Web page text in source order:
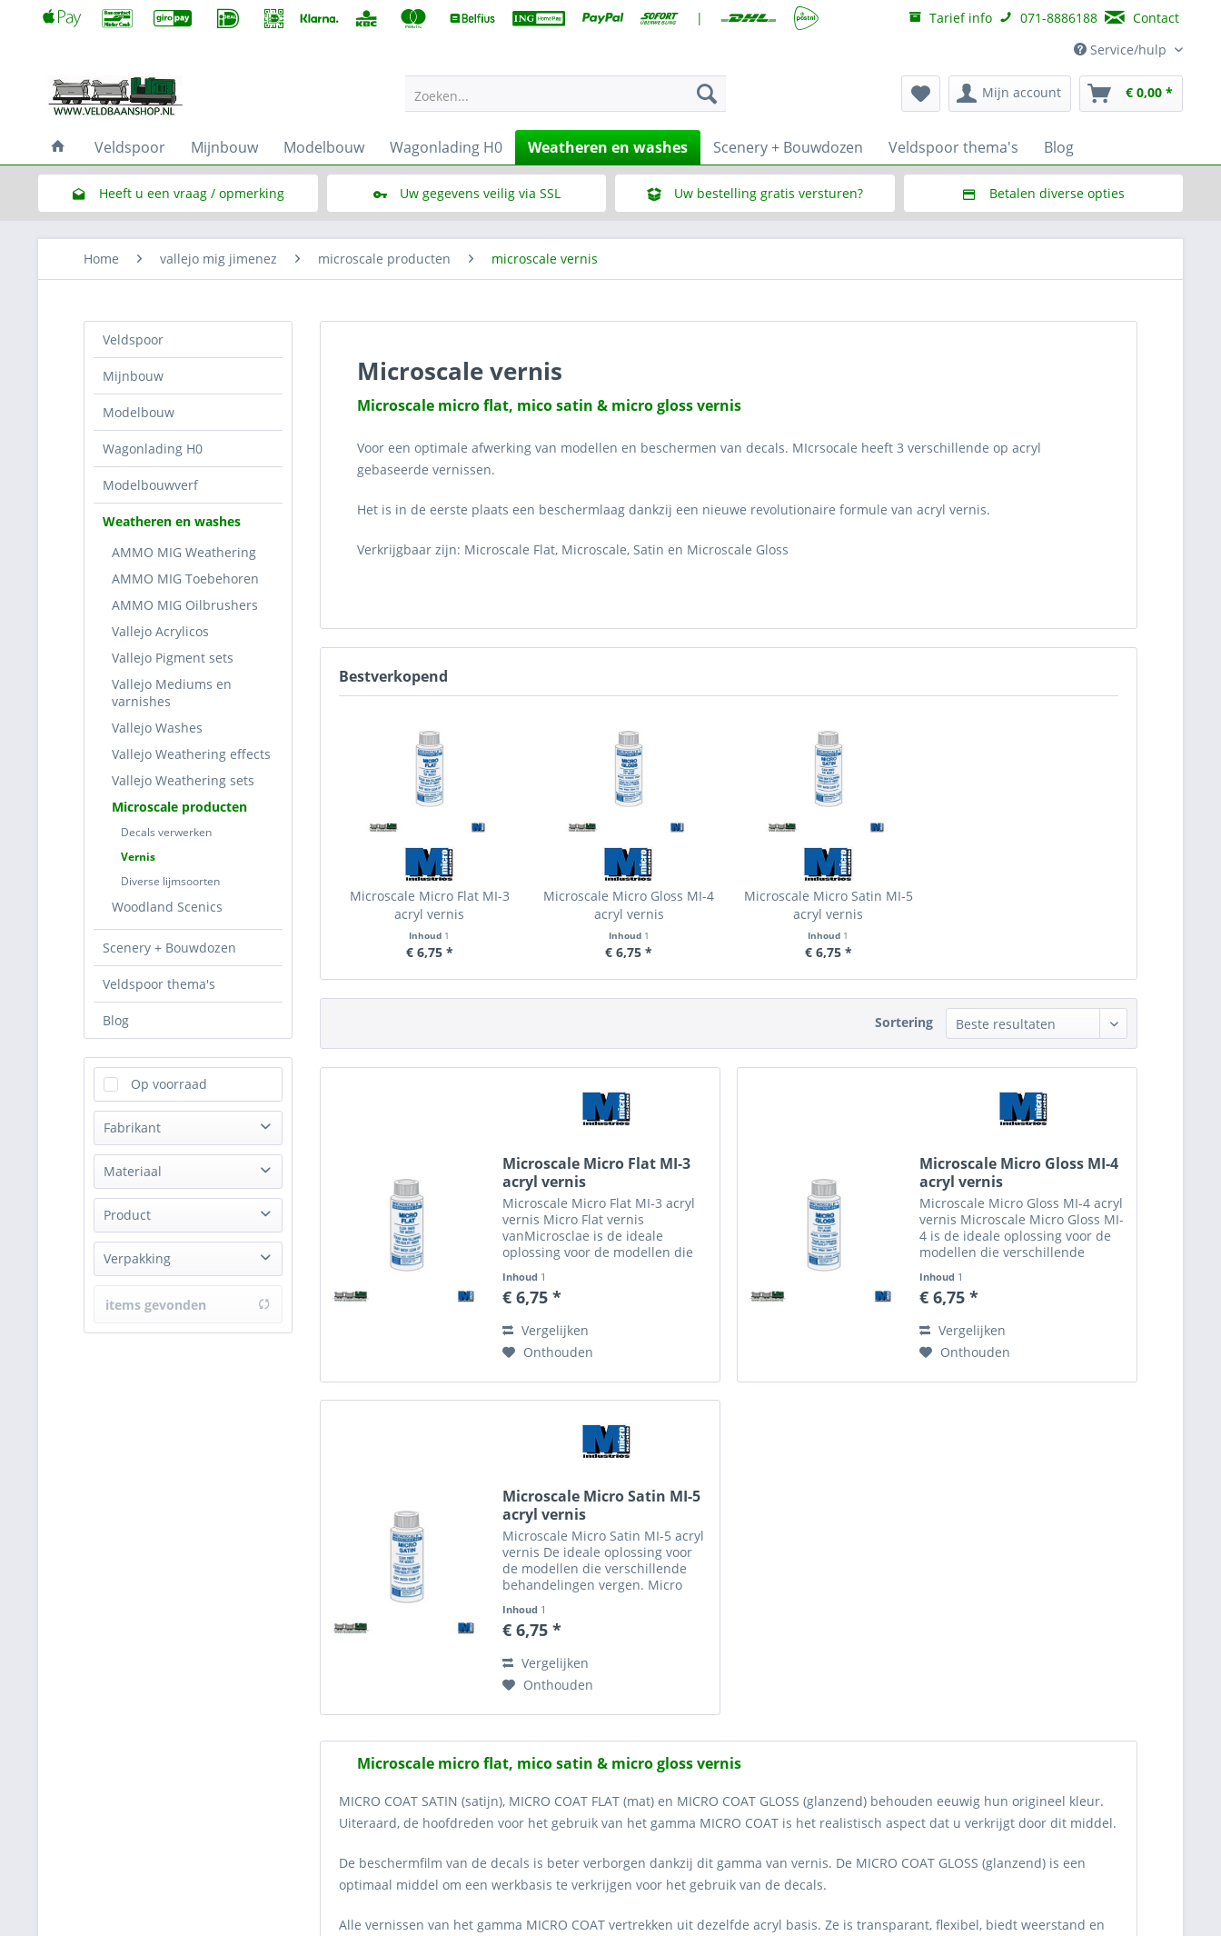
| Tarief info 071-8886188
Contact
Service/hulp
Zoeken... Mijn account € 0,00 *
Veldspoor Mijnbouw Modelbouw Wagonlading H0 Weatheren en washes Scenery + Bouwdozen Veldspoor thema's Blog
Heeft u een vraag / opmerking Uw gegevens veilig via SSL Uw bestelling gratis versturen? Betalen diverse opties
Home
vallejo mig jimenez microscale producten microscale vernis
Veldspoor
Mijnbouw
Modelbouw
Wagonlading H0
Modelbouwverf
Weatheren en washes
AMMO MIG Weathering
AMMO MIG Toebehoren
AMMO MIG Oilbrushers
Vallejo Acrylicos
Vallejo Pigment sets
Vallejo Mediums en
varnishes
Vallejo Washes
Vallejo Weathering effects
Vallejo Weathering sets
Microscale producten
Decals verwerken
Vernis
Diverse lijmsoorten
Woodland Scenics
Scenery + Bouwdozen
Veldspoor thema's
Blog
Op voorraad
Fabrikant
Microscale
Materiaal
acryl - resin
Product
Gebruiksklaar
Verpakking
Flesje 30 ml (1 oz.)
items gevonden
Microscale vernis
Microscale micro flat, mico satin & micro gloss vernis
Voor een optimale afwerking van modellen en beschermen van decals. MIcrsocale heeft 3 verschillende op acryl
gebaseerde vernissen.
Het is in de eerste plaats een beschermlaag dankzij een nieuwe revolutionaire formule van acryl vernis.
Verkrijgbaar zijn: Microscale Flat, Microscale, Satin en Microscale Gloss
Bestverkopend
Microscale Micro Flat MI-3
acryl vernis
Inhoud 1
€ 6,75 *
Microscale Micro Gloss MI-4
acryl vernis
Inhoud 1
€ 6,75 *
Microscale Micro Satin MI-5
acryl vernis
Inhoud 1
€ 6,75 *
Sortering
Microscale Micro Flat MI-3
acryl vernis
Microscale Micro Flat MI-3 acryl
vernis Micro Flat vernis
vanMicrosclae is de ideale
oplossing voor de modellen die
vergen. Inderdaad, Micros coat
satin (satijn), Micros coat flat
Inhoud 1
€ 6,75 *
Vergelijken
Onthouden
Microscale Micro Gloss MI-4
acryl vernis
Microscale Micro Gloss MI-4 acryl
vernis Microscale Micro Gloss MI-
4 is de ideale oplossing voor de
modellen die verschillende
Micro Coat Satin (satijn), Micro
Coat FLAT (mat) en Micro Coat
Inhoud 1
€ 6,75 *
Vergelijken
Onthouden
Microscale Micro Satin MI-5
acryl vernis
Microscale Micro Satin MI-5 acryl
vernis De ideale oplossing voor
de modellen die verschillende
behandelingen vergen. Micro
(mat) en Micro Coat Gloss
(glanzend) behouden eeuwig hun
Inhoud 1
€ 6,75 *
Vergelijken
Onthouden
Microscale micro flat, mico satin & micro gloss vernis
MICRO COAT SATIN (satijn), MICRO COAT FLAT (mat) en MICRO COAT GLOSS (glanzend) behouden eeuwig hun origineel kleur.
Uiteraard, de hoofdreden voor het gebruik van het gamma MICRO COAT is het realistisch aspect dat u verkrijgt door dit middel.
De beschermfilm van de decals is beter verborgen dankzij dit gamma van vernis. De MICRO COAT GLOSS (glanzend) is een
optimaal middel om een werkbasis te verkrijgen voor het gebruik van de decals.
Alle vernissen van het gamma MICRO COAT vertrekken uit dezelfde acryl basis. Ze is transparant, flexibel, biedt weerstand en